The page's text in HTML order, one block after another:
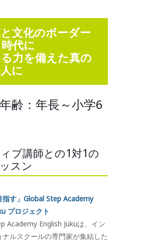
文化のボーダー
代に
力を備えた真の
に
齢：年長～小学6
ブ講師との1対1の
スン
指す」Global Step Academy
プロジェクト
Academy English Jukuは、イン
ナルスクールの専門家が集結した